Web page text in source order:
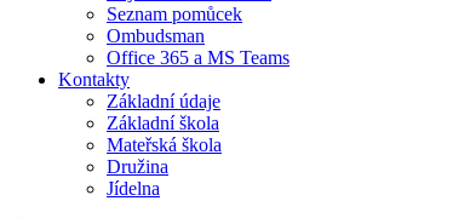
Seznam pomůcek
Ombudsman
Office 365 a MS Teams
Kontakty
Základní údaje
Základní škola
Mateřská škola
Družina
Jídelna